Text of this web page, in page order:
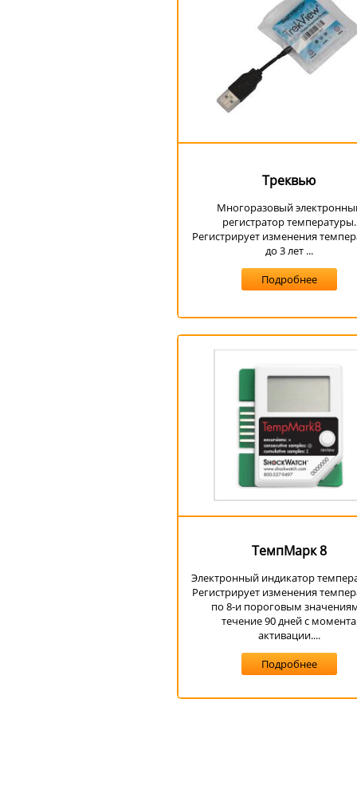
Треквью
Многоразовый
регистратор температуры.
Регистрирует изменения
до 3 лет ...
Подробнее
ТемпМарк 8
Электронный индикатор
Регистрирует изменения
по 8-и пороговым
течение 90 дней с момента
активации....
Подробнее